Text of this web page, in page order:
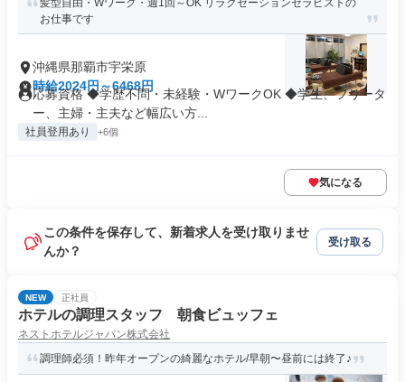
髪型自由・Wワーク・週1回～OK リラクゼーションセラピストの
お仕事です
沖縄県那覇市宇栄原
時給2024円～6468円
応募資格 ◆学歴不問・未経験・WワークOK ◆学生、フリータ
ー、主婦・主夫など幅広い方...
社員登用あり +6個
気になる
この条件を保存して、新着求人を受け取りませ
んか？
受け取る
NEW 正社員
ホテルの調理スタッフ 朝食ビュッフェ
ネストホテルジャパン株式会社
調理師必須！昨年オープンの綺麗なホテル/早朝〜昼前には終了♪